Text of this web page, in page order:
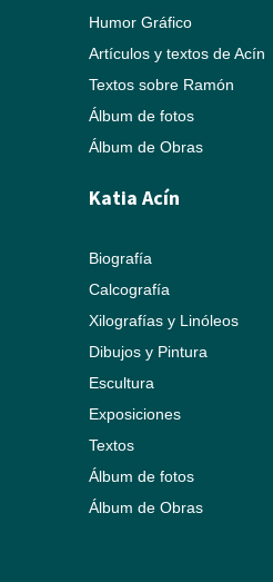
Humor Gráfico
Artículos y textos de Acín
Textos sobre Ramón
Álbum de fotos
Álbum de Obras
Katia Acín
Biografía
Calcografía
Xilografías y Linóleos
Dibujos y Pintura
Escultura
Exposiciones
Textos
Álbum de fotos
Álbum de Obras